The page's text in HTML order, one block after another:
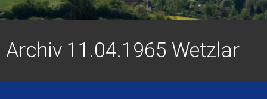
Archiv 11.04.1965 Wetzlar